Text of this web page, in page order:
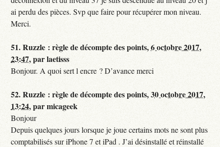
ai perdu des pièces. Svp que faire pour récupérer mon niveau.
Merci.
51.Ruzzle : règle de décompte des points,6 octobre 2017,
23:47,parlaetisss
Bonjour. A quoi sert l encre ? D’avance merci
52.Ruzzle : règle de décompte des points,30 octobre 2017,
13:24,parmicageek
Bonjour
Depuis quelques jours lorsque je joue certains mots ne sont plus
comptabilisés sur iPhone 7 et iPad . J’ai désinstallé et réinstallé